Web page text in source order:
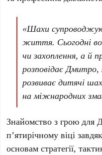
«Шахи
життя. Сьогодні
чи захоплення, а й
розповідає
розвиває дитячі
на міжнародних
Знайомство з грою для
п’ятирічному віці
основам стратегії,